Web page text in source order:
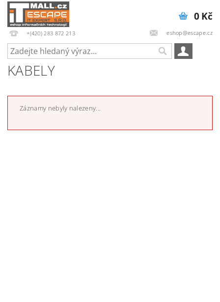
+(420) 283 872 213 eshop@escape.cz
0 Kč
KABELY
Záznamy nebyly nalezeny...